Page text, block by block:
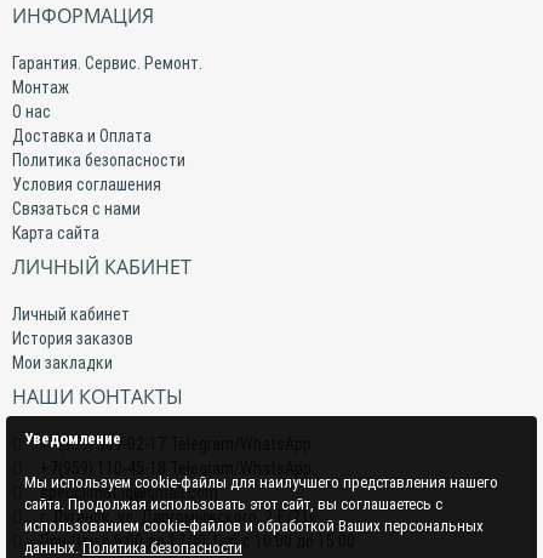
ИНФОРМАЦИЯ
Гарантия. Сервис. Ремонт.
Монтаж
О нас
Доставка и Оплата
Политика безопасности
Условия соглашения
Связаться с нами
Карта сайта
ЛИЧНЫЙ КАБИНЕТ
Личный кабинет
История заказов
Мои закладки
НАШИ КОНТАКТЫ
+7(959) 509-02-17 Telegram/WhatsApp
specclimat.lg@gmail.com
г. Луганск, ул. Даргомыжского, 2-Е/216
Пон-Птн с 9:00 до 17:00; Суб с 10:00 до 15:00
Уведомление
Мы используем cookie-файлы для наилучшего представления нашего
сайта. Продолжая использовать этот сайт, вы соглашаетесь с
использованием cookie-файлов и обработкой Ваших персональных
данных. Политика безопасности